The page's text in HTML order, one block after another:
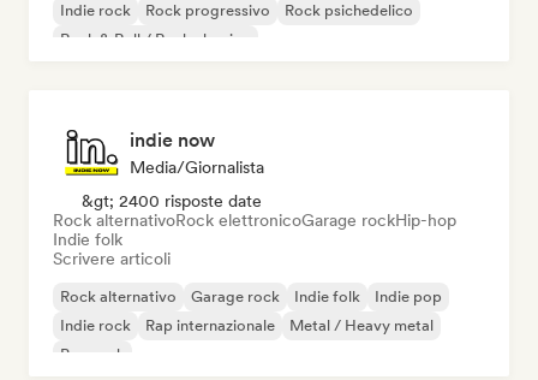
Indie rock
Rock progressivo
Rock psichedelico
Rock & Roll / Rock classico
indie now
Media/Giornalista
&gt; 2400 risposte date
Rock alternativoRock elettronicoGarage rockHip-hop
Indie folk
Scrivere articoli
Rock alternativo Garage rock Indie folk
Indie pop
Indie rock
Rap internazionale
Metal / Heavy metal
Pop rock